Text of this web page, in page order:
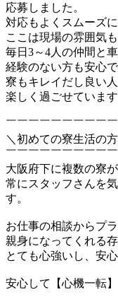
応募しました。
対応もよくスムーズ
ここは現場の雰囲気
毎日3～4人の仲間と
経験のない方も安心
寮もキレイだし良い
楽しく過ごせています
￣￣￣￣￣￣￣￣￣
＼初めての寮生活の
￣￣￣￣￣￣￣￣￣
大阪府下に複数の寮
常にスタッフさんを
す。
お仕事の相談からプ
親身になってくれる
とても心強いし、安
安心して【心機一転